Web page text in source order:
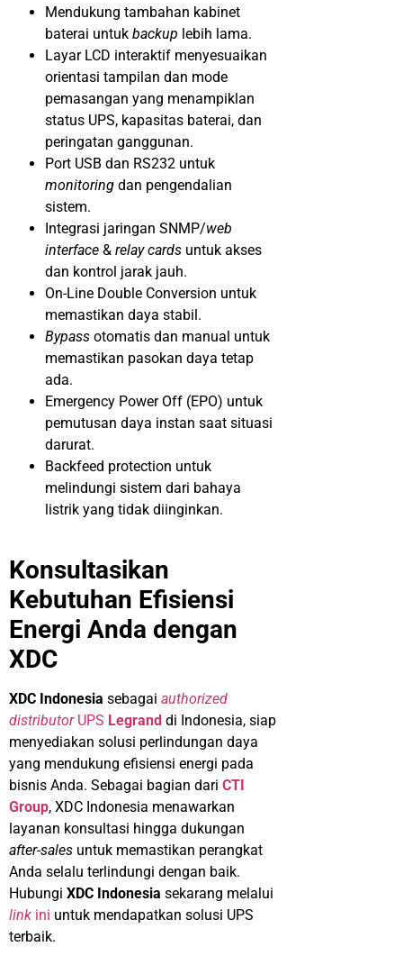
Mendukung tambahan kabinet
baterai untuk backup lebih lama.
Layar LCD interaktif menyesuaikan
orientasi tampilan dan mode
pemasangan yang menampiklan
status UPS, kapasitas baterai, dan
peringatan ganggunan.
Port USB dan RS232 untuk
monitoring dan pengendalian
sistem.
Integrasi jaringan SNMP/web
interface & relay cards untuk akses
dan kontrol jarak jauh.
On-Line Double Conversion untuk
memastikan daya stabil.
Bypass otomatis dan manual untuk
memastikan pasokan daya tetap
ada.
Emergency Power Off (EPO) untuk
pemutusan daya instan saat situasi
darurat.
Backfeed protection untuk
melindungi sistem dari bahaya
listrik yang tidak diinginkan.
Konsultasikan
Kebutuhan Efisiensi
Energi Anda dengan
XDC
XDC Indonesia sebagai authorized
distributorUPS Legrand di Indonesia, siap
menyediakan solusi perlindungan daya
yang mendukung efisiensi energi pada
bisnis Anda. Sebagai bagian dari CTI
Group, XDC Indonesia menawarkan
layanan konsultasi hingga dukungan
after-sales untuk memastikan perangkat
Anda selalu terlindungi dengan baik.
Hubungi XDC Indonesia sekarang melalui
link ini untuk mendapatkan solusi UPS
terbaik.